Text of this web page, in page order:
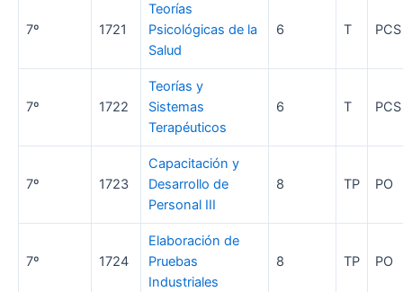
7º 1721
Teorías
Psicológicas de la
Salud
6 T PCS
7º 1722
Teorías y
Sistemas
Terapéuticos
6 T PCS
7º 1723
Capacitación y
Desarrollo de
Personal III
8 TP PO
7º 1724
Elaboración de
Pruebas
Industriales
8 TP PO